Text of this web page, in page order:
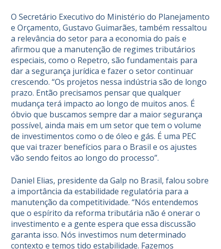
O Secretário Executivo do Ministério do Planejamento
e Orçamento, Gustavo Guimarães, também ressaltou
a relevância do setor para a economia do país e
afirmou que a manutenção de regimes tributários
especiais, como o Repetro, são fundamentais para
dar a segurança jurídica e fazer o setor continuar
crescendo. “Os projetos nessa indústria são de longo
prazo. Então precisamos pensar que qualquer
mudança terá impacto ao longo de muitos anos. É
óbvio que buscamos sempre dar a maior segurança
possível, ainda mais em um setor que tem o volume
de investimentos como o de óleo e gás. É uma PEC
que vai trazer benefícios para o Brasil e os ajustes
vão sendo feitos ao longo do processo”.
Daniel Elias, presidente da Galp no Brasil, falou sobre
a importância da estabilidade regulatória para a
manutenção da competitividade. “Nós entendemos
que o espírito da reforma tributária não é onerar o
investimento e a gente espera que essa discussão
garanta isso. Nós investimos num determinado
contexto e temos tido estabilidade. Fazemos